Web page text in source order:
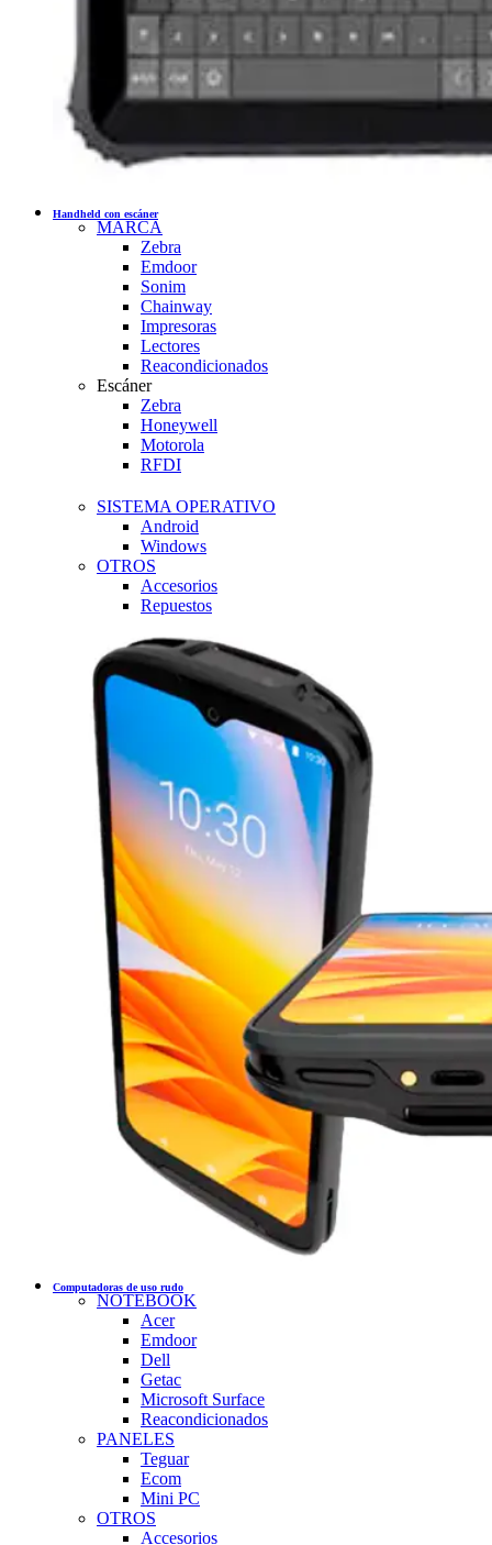
Handheld con escáner
MARCA
Zebra
Emdoor
Sonim
Chainway
Impresoras
Lectores
Reacondicionados
Escáner
Zebra
Honeywell
Motorola
RFDI
SISTEMA OPERATIVO
Android
Windows
OTROS
Accesorios
Repuestos
Computadoras de uso rudo
NOTEBOOK
Acer
Emdoor
Dell
Getac
Microsoft Surface
Reacondicionados
PANELES
Teguar
Ecom
Mini PC
OTROS
Accesorios